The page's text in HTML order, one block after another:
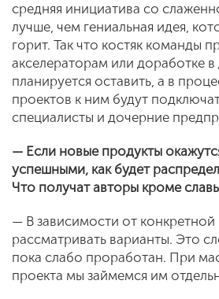
средняя инициатива со
лучше, чем гениальная идея,
горит. Так что костяк команды
акселераторам или доработке
планируется оставить, а в
проектов к ним будут
специалисты и дочерние
— Если новые продукты
успешными, как будет
Что получат авторы кроме
— В зависимости от
рассматривать варианты. Это
пока слабо проработан. При
проекта мы займемся им